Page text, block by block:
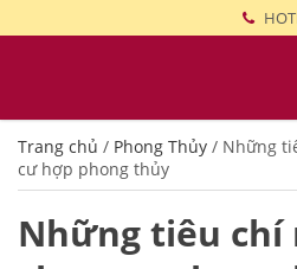
Trang chủ / Phong Thủy / Những
cư hợp phong thủy
Những tiêu chí